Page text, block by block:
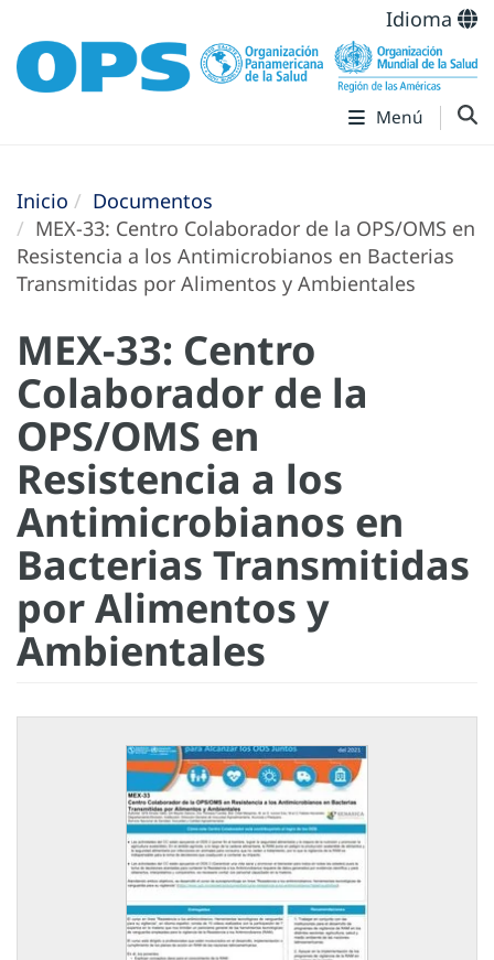
Idioma
Menú
Inicio
Documentos
MEX-33: Centro Colaborador de la OPS/OMS en
Resistencia a los Antimicrobianos en Bacterias
Transmitidas por Alimentos y Ambientales
MEX-33: Centro
Colaborador de la
OPS/OMS en
Resistencia a los
Antimicrobianos en
Bacterias Transmitidas
por Alimentos y
Ambientales